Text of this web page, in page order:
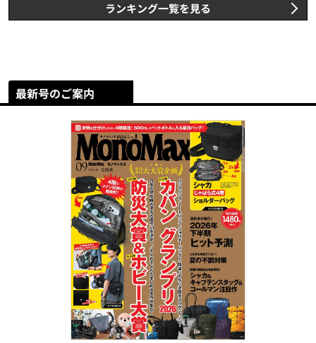
ランキング一覧を見る
最新号のご案内